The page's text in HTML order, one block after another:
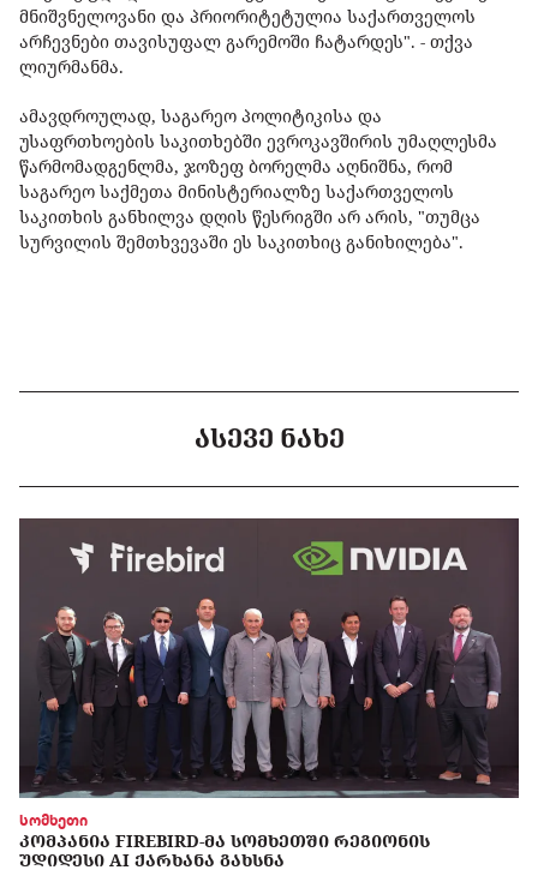
მნიშვნელოვანი და პრიორიტეტულია საქართველოს
არჩევნები თავისუფალ გარემოში ჩატარდეს". - თქვა
ლიურმანმა.
ამავდროულად, საგარეო პოლიტიკისა და
უსაფრთხოების საკითხებში ევროკავშირის უმაღლესმა
წარმომადგენლმა, ჯოზეფ ბორელმა აღნიშნა, რომ
საგარეო საქმეთა მინისტერიალზე საქართველოს
საკითხის განხილვა დღის წესრიგში არ არის, "თუმცა
სურვილის შემთხვევაში ეს საკითხიც განიხილება".
ᲐᲡᲔᲕᲔ ᲜᲐᲮᲔ
სომხეთი
ᲙᲝᲛᲞᲐᲜᲘᲐ FIREBIRD-ᲛᲐ ᲡᲝᲛᲮᲔᲗᲨᲘ ᲠᲔᲒᲘᲝᲜᲘᲡ
ᲣᲓᲘᲓᲔᲡᲘ AI ᲥᲐᲠᲮᲐᲜᲐ ᲒᲐᲮᲡᲜᲐ